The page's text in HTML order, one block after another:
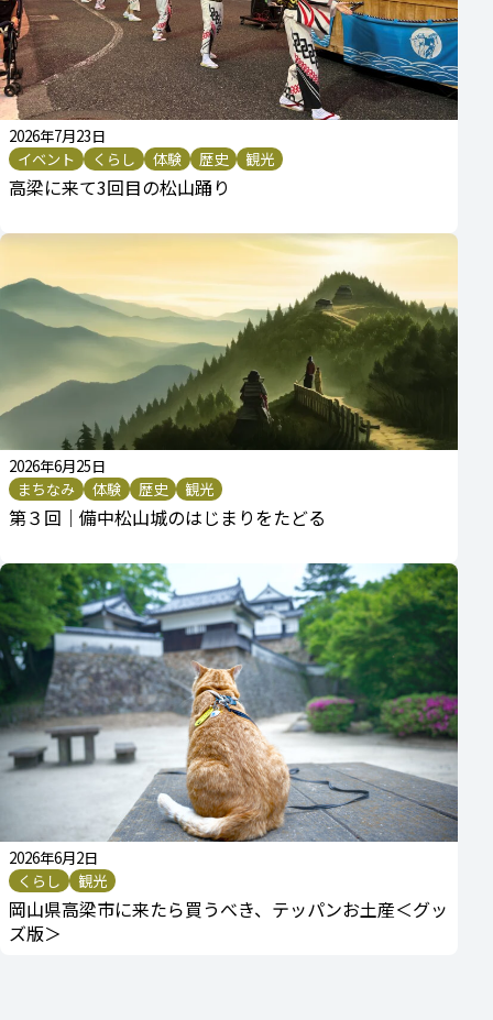
2026年7月23日
イベント
くらし 体験 歴史 観光
高梁に来て3回目の松山踊り
2026年6月25日
まちなみ
体験 歴史 観光
第３回｜備中松山城のはじまりをたどる
2026年6月2日
くらし
観光
岡山県高梁市に来たら買うべき、テッパンお土産＜グッ
ズ版＞